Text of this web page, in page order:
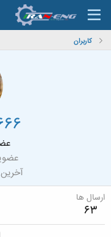
کاربران
آخرین
ارسال ها
63